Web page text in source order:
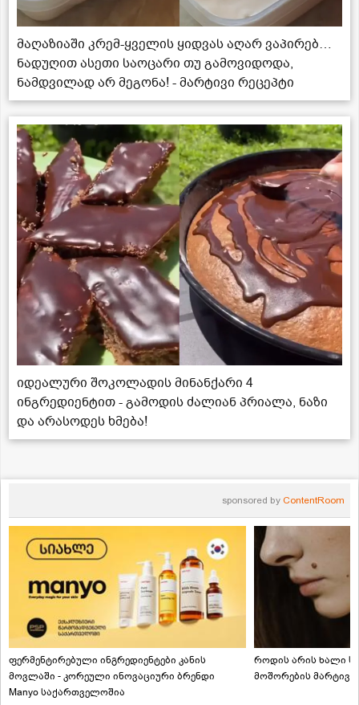
მაღაზიაში კრემ-ყველის ყიდვას აღარ ვაპირებ…
ნადუღით ასეთი საოცარი თუ გამოვიდოდა,
ნამდვილად არ მეგონა! - მარტივი რეცეპტი
იდეალური შოკოლადის მინანქარი 4
ინგრედიენტით - გამოდის ძალიან პრიალა, ნაზი
და არასოდეს ხმება!
sponsored by ContentRoom
ფერმენტირებული ინგრედიენტები კანის
მოვლაში - კორეული ინოვაციური ბრენდი
Manyo საქართველოშია
როდის არის ხალი
მოშორების